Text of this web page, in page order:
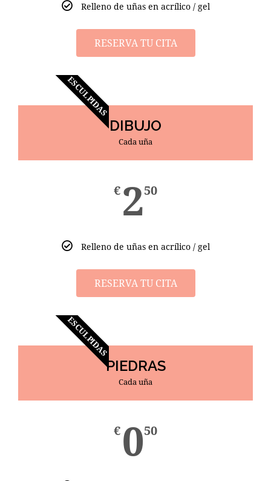
Relleno de uñas en acrílico / gel
RESERVA TU CITA
ESCULPIDAS
DIBUJO
Cada uña
€250
Relleno de uñas en acrílico / gel
RESERVA TU CITA
ESCULPIDAS
PIEDRAS
Cada uña
€050